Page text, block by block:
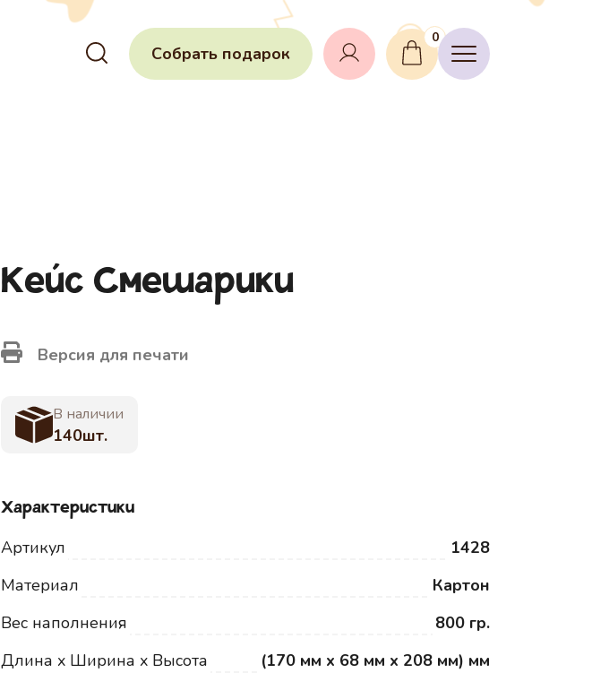
Собрать подарок
0
Кейс Смешарики
Версия для печати
В наличии
140шт.
Характеристики
Артикул
1428
Материал
Картон
Вес наполнения
800 гр.
Длина x Ширина x Высота
(170 мм x 68 мм x 208 мм) мм